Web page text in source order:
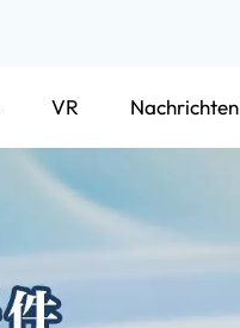
VR Nachrichten